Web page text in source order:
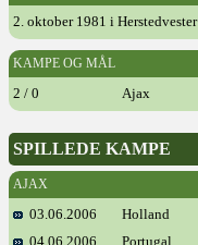
2. oktober 1981 i Herstedvester
KAMPE OG MÅL
2 / 0 Ajax
SPILLEDE KAMPE
AJAX
03.06.2006
Holland
04.06.2006
Portugal